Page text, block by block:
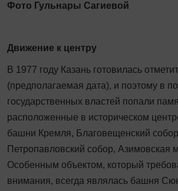
Фото Гульнары Сагиевой
Движение к центру
В 1977 году Казань готовилась
(предполагаемая дата), и поэтому в
государственных властей попали
расположенные в историческом
башни Кремля, Благовещенский
Петропавловский собор, Азимовская
Особенным объектом, который
внимания, всегда являлась башня